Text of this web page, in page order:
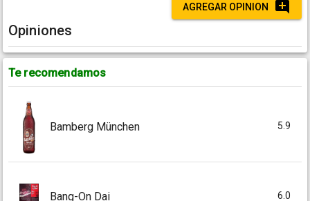
AGREGAR OPINION
Opiniones
Te recomendamos
Bamberg München 5.9
Bang-On Dai 6.0